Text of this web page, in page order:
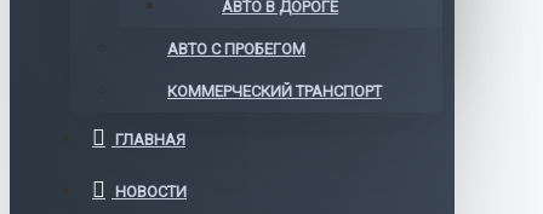
АВТО В ДОРОГЕ
АВТО С ПРОБЕГОМ
КОММЕРЧЕСКИЙ ТРАНСПОРТ
ГЛАВНАЯ
НОВОСТИ